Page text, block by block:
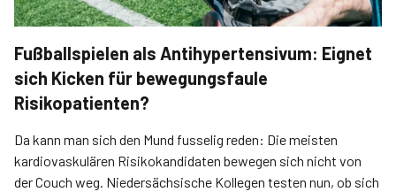
Fußballspielen als Antihypertensivum: Eignet
sich Kicken für bewegungsfaule
Risikopatienten?
Da kann man sich den Mund fusselig reden: Die meisten
kardiovaskulären Risikokandidaten bewegen sich nicht von
der Couch weg. Niedersächsische Kollegen testen nun, ob sich